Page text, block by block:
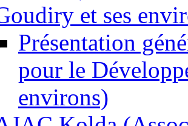
et ses
Présentation
pour le
environs)